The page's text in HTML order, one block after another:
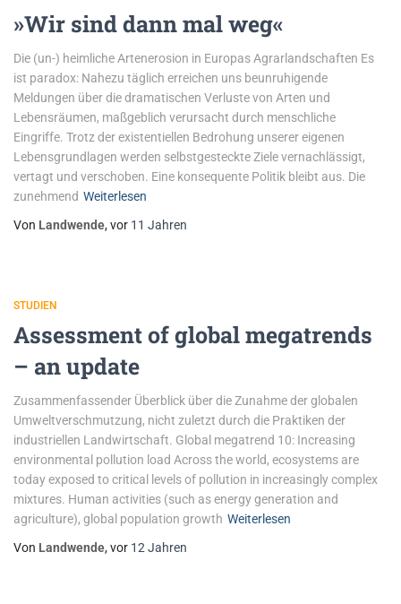
»Wir sind dann mal weg«
Die (un-) heimliche Artenerosion in Europas Agrarlandschaften Es
ist paradox: Nahezu täglich erreichen uns beunruhigende
Meldungen über die dramatischen Verluste von Arten und
Lebensräumen, maßgeblich verursacht durch menschliche
Eingriffe. Trotz der existentiellen Bedrohung unserer eigenen
Lebensgrundlagen werden selbstgesteckte Ziele vernachlässigt,
vertagt und verschoben. Eine konsequente Politik bleibt aus. Die
zunehmend Weiterlesen
Von Landwende, vor 11 Jahren
STUDIEN
Assessment of global megatrends
– an update
Zusammenfassender Überblick über die Zunahme der globalen
Umweltverschmutzung, nicht zuletzt durch die Praktiken der
industriellen Landwirtschaft. Global megatrend 10: Increasing
environmental pollution load Across the world, ecosystems are
today exposed to critical levels of pollution in increasingly complex
mixtures. Human activities (such as energy generation and
agriculture), global population growth Weiterlesen
Von Landwende, vor 12 Jahren